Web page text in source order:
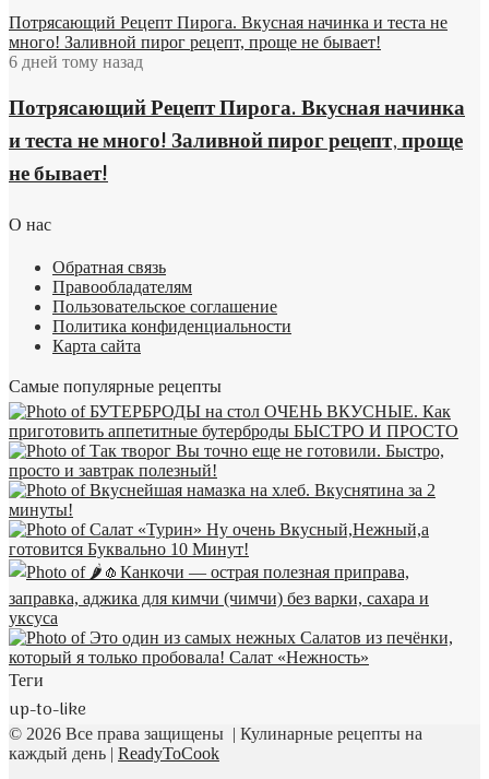
Потрясающий Рецепт Пирога. Вкусная начинка и теста не
много! Заливной пирог рецепт, проще не бывает!
6 дней тому назад
Потрясающий Рецепт Пирога. Вкусная начинка
и теста не много! Заливной пирог рецепт, проще
не бывает!
О нас
Обратная связь
Правообладателям
Пользовательское соглашение
Политика конфиденциальности
Карта сайта
Самые популярные рецепты
Теги
up-to-like
© 2026 Все права защищены | Кулинарные рецепты на
каждый день | ReadyToCook